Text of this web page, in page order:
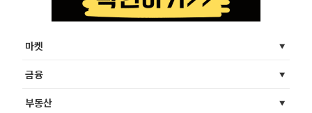
마켓
금융
부동산